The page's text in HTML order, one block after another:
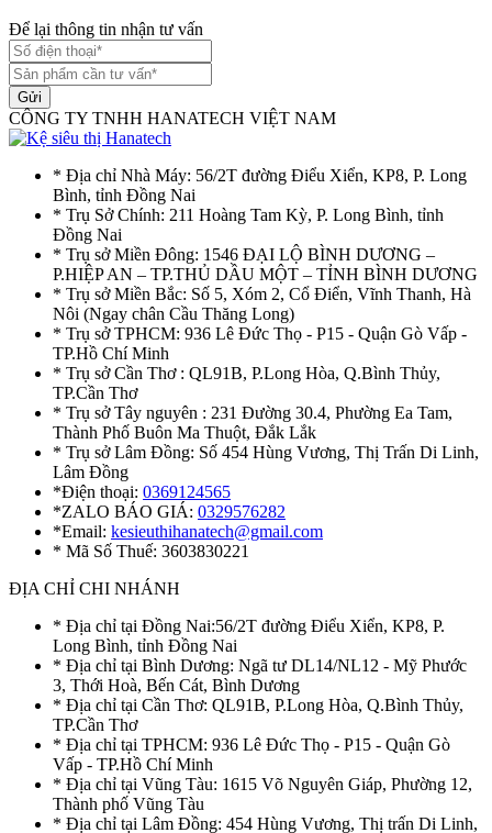
Để lại thông tin nhận tư vấn
Gửi
CÔNG TY TNHH HANATECH VIỆT NAM
* Địa chỉ Nhà Máy: 56/2T đường Điểu Xiển, KP8, P. Long
Bình, tỉnh Đồng Nai
* Trụ Sở Chính: 211 Hoàng Tam Kỳ, P. Long Bình, tỉnh
Đồng Nai
* Trụ sở Miền Đông: 1546 ĐẠI LỘ BÌNH DƯƠNG –
P.HIỆP AN – TP.THỦ DẦU MỘT – TỈNH BÌNH DƯƠNG
* Trụ sở Miền Bắc: Số 5, Xóm 2, Cổ Điển, Vĩnh Thanh, Hà
Nôi (Ngay chân Cầu Thăng Long)
* Trụ sở TPHCM: 936 Lê Đức Thọ - P15 - Quận Gò Vấp -
TP.Hồ Chí Minh
* Trụ sở Cần Thơ : QL91B, P.Long Hòa, Q.Bình Thủy,
TP.Cần Thơ
* Trụ sở Tây nguyên : 231 Đường 30.4, Phường Ea Tam,
Thành Phố Buôn Ma Thuột, Đắk Lắk
* Trụ sở Lâm Đồng: Số 454 Hùng Vương, Thị Trấn Di Linh,
Lâm Đồng
*Điện thoại: 0369124565
*ZALO BÁO GIÁ: 0329576282
*Email: kesieuthihanatech@gmail.com
* Mã Số Thuế: 3603830221
ĐỊA CHỈ CHI NHÁNH
* Địa chỉ tại Đồng Nai:56/2T đường Điểu Xiển, KP8, P.
Long Bình, tỉnh Đồng Nai
* Địa chỉ tại Bình Dương: Ngã tư DL14/NL12 - Mỹ Phước
3, Thới Hoà, Bến Cát, Bình Dương
* Địa chỉ tại Cần Thơ: QL91B, P.Long Hòa, Q.Bình Thủy,
TP.Cần Thơ
* Địa chỉ tại TPHCM: 936 Lê Đức Thọ - P15 - Quận Gò
Vấp - TP.Hồ Chí Minh
* Địa chỉ tại Vũng Tàu: 1615 Võ Nguyên Giáp, Phường 12,
Thành phố Vũng Tàu
* Địa chỉ tại Lâm Đồng: 454 Hùng Vương, Thị trấn Di Linh,